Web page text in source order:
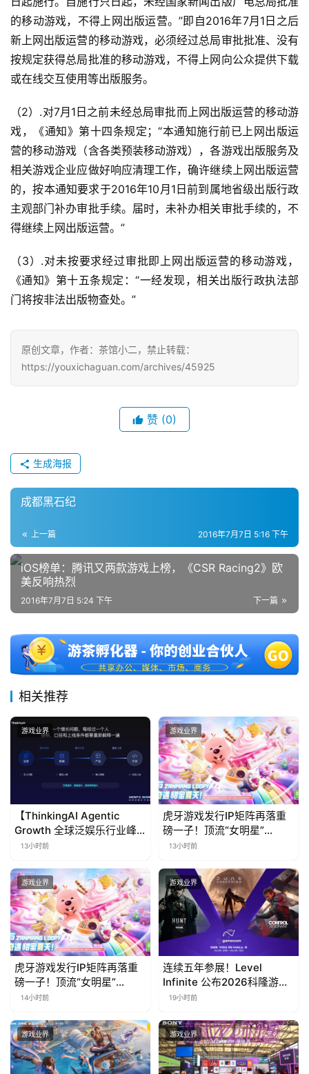
上
海
站
中
文
(
中
国
)
的移动游戏，不得上网出版运营。”即自2016年7月1日之后
新上网出版运营的移动游戏，必须经过总局审批批准、没有
按规定获得总局批准的移动游戏，不得上网向公众提供下载
或在线交互使用等出版服务。
（2）.对7月1日之前未经总局审批而上网出版运营的移动游
戏，《通知》第十四条规定；“本通知施行前已上网出版运
营的移动游戏（含各类预装移动游戏），各游戏出版服务及
相关游戏企业应做好响应清理工作，确许继续上网出版运营
的，按本通知要求于2016年10月1日前到属地省级出版行政
主观部门补办审批手续。届时，未补办相关审批手续的，不
得继续上网出版运营。”
（3）.对未按要求经过审批即上网出版运营的移动游戏，
《通知》第十五条规定：“一经发现，相关出版行政执法部
门将按非法出版物查处。”
原创文章，作者：茶馆小二，禁止转载：
https://youxichaguan.com/archives/45925
赞 (0)
生成海报
成都黑石纪
上一篇 2016年7月7日 5:16 下午
iOS榜单：腾讯又两款游戏上榜，《CSR Racing2》欧
美反响热烈
下一篇
2016年7月7日 5:24 下午
相关推荐
游戏业界
【ThinkingAI Agentic
Growth 全球泛娱乐行业峰
会】Agent 时代，人到底负
13小时前
游戏业界
虎牙游戏发行IP矩阵再落重
磅一子！顶流“女明星”
ZANMANG LOOPY 正版3D
曝光
13小时前
游戏业界
虎牙游戏发行IP矩阵再落重
磅一子！顶流“女明星”
ZANMANG LOOPY 正版3D
曝光
14小时前
游戏业界
连续五年参展！Level
Infinite 公布2026科隆游戏
展产品阵容
19小时前
游戏业界 游戏业界